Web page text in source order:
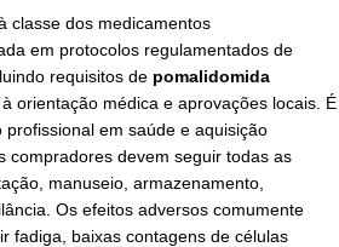
classe dos medicamentos
em protocolos regulamentados de
requisitos de pomalidomida
à orientação médica e aprovações locais. É
em saúde e aquisição
compradores devem seguir todas as
manuseio, armazenamento,
Os efeitos adversos comumente
fadiga, baixas contagens de células